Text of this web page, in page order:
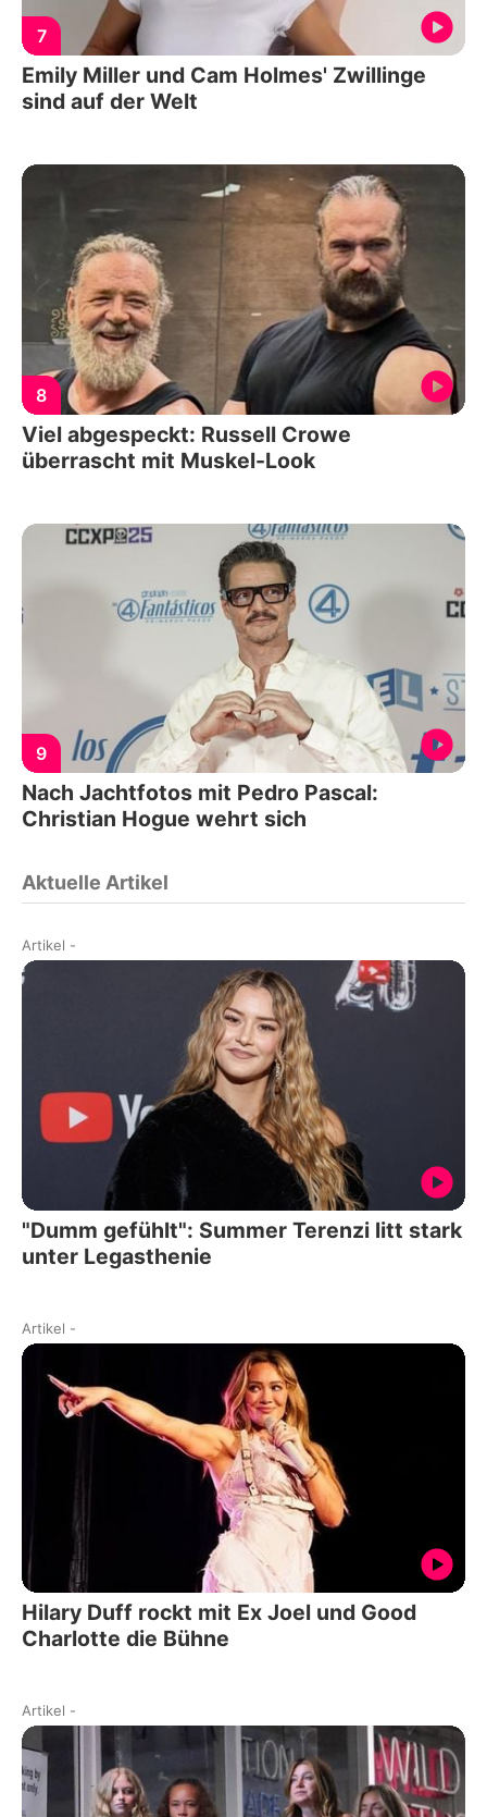
7
Emily Miller und Cam Holmes' Zwillinge
sind auf der Welt
8
Viel abgespeckt: Russell Crowe
überrascht mit Muskel-Look
9
Nach Jachtfotos mit Pedro Pascal:
Christian Hogue wehrt sich
Aktuelle Artikel
Artikel -
"Dumm gefühlt": Summer Terenzi litt stark
unter Legasthenie
Artikel -
Hilary Duff rockt mit Ex Joel und Good
Charlotte die Bühne
Artikel -